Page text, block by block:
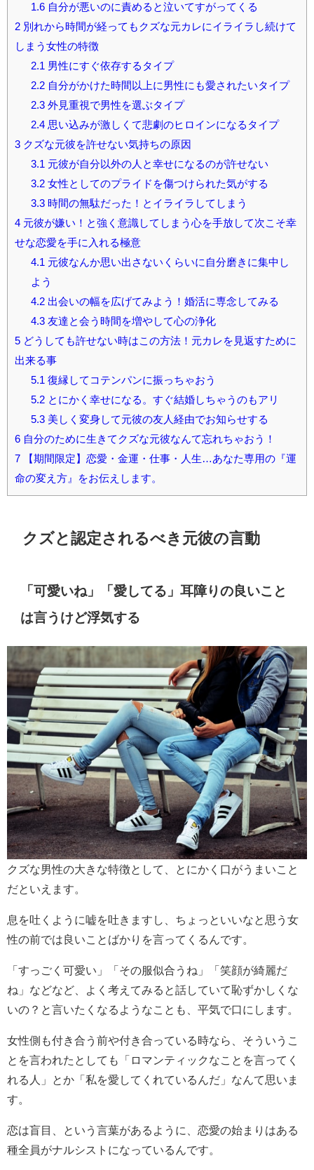
1.6自分が悪いのに責めると泣いてすがってくる
2 別れから時間が経ってもクズな元カレにイライラし続けて
しまう女性の特徴
2.1 男性にすぐ依存するタイプ
2.2自分がかけた時間以上に男性にも愛されたいタイプ
2.3外見重視で男性を選ぶタイプ
2.4思い込みが激しくて悲劇のヒロインになるタイプ
3 クズな元彼を許せない気持ちの原因
3.1 元彼が自分以外の人と幸せになるのが許せない
3.2女性としてのプライドを傷つけられた気がする
3.3時間の無駄だった！とイライラしてしまう
4 元彼が嫌い！と強く意識してしまう心を手放して次こそ幸
せな恋愛を手に入れる極意
4.1 元彼なんか思い出さないくらいに自分磨きに集中し
よう
4.2出会いの幅を広げてみよう！婚活に専念してみる
4.3友達と会う時間を増やして心の浄化
5 どうしても許せない時はこの方法！元カレを見返すために
出来る事
5.1 復縁してコテンパンに振っちゃおう
5.2とにかく幸せになる。すぐ結婚しちゃうのもアリ
5.3美しく変身して元彼の友人経由でお知らせする
6 自分のために生きてクズな元彼なんて忘れちゃおう！
7 【期間限定】恋愛・金運・仕事・人生…あなた専用の『運
命の変え方』をお伝えします。
クズと認定されるべき元彼の言動
「可愛いね」「愛してる」耳障りの良いこと
は言うけど浮気する
クズな男性の大きな特徴として、とにかく口がうまいこと
だといえます。
息を吐くように嘘を吐きますし、ちょっといいなと思う女
性の前では良いことばかりを言ってくるんです。
「すっごく可愛い」「その服似合うね」「笑顔が綺麗だ
ね」などなど、よく考えてみると話していて恥ずかしくな
いの？と言いたくなるようなことも、平気で口にします。
女性側も付き合う前や付き合っている時なら、そういうこ
とを言われたとしても「ロマンティックなことを言ってく
れる人」とか「私を愛してくれているんだ」なんて思いま
す。
恋は盲目、という言葉があるように、恋愛の始まりはある
種全員がナルシストになっているんです。